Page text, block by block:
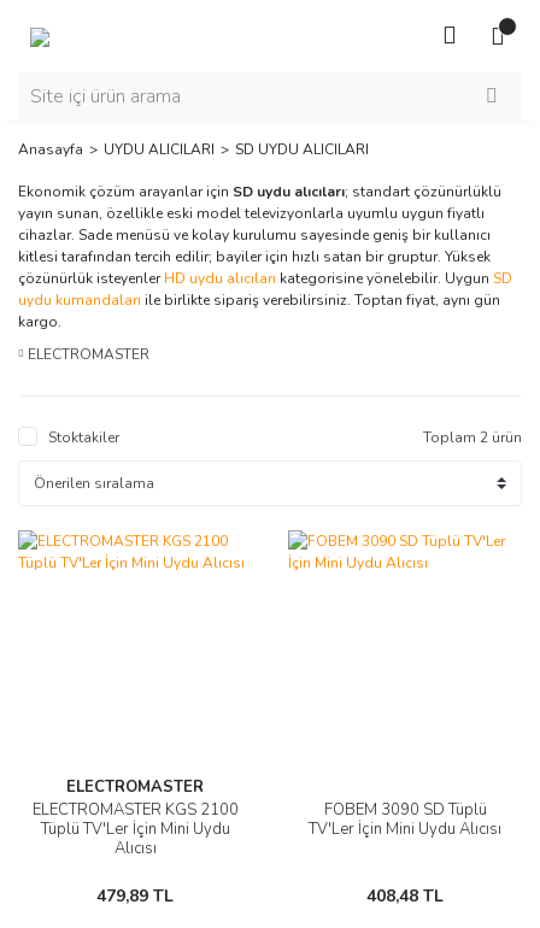
Anasayfa UYDU ALICILARI SD UYDU ALICILARI
Ekonomik çözüm arayanlar için SD uydu alıcıları; standart çözünürlüklü
yayın sunan, özellikle eski model televizyonlarla uyumlu uygun fiyatlı
cihazlar. Sade menüsü ve kolay kurulumu sayesinde geniş bir kullanıcı
kitlesi tarafından tercih edilir; bayiler için hızlı satan bir gruptur. Yüksek
çözünürlük isteyenlerHD uydu alıcıları kategorisine yönelebilir. Uygun SD
uydu kumandaları ile birlikte sipariş verebilirsiniz. Toptan fiyat, aynı gün
kargo.
ELECTROMASTER
Stoktakiler Toplam 2 ürün
ELECTROMASTER
ELECTROMASTER KGS 2100
Tüplü TV'Ler İçin Mini Uydu
Alıcısı
479,89 TL
FOBEM 3090 SD Tüplü
TV'Ler İçin Mini Uydu Alıcısı
408,48 TL